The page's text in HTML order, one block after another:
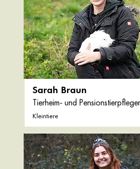
Sarah Braun
Tierheim- und
Kleintiere